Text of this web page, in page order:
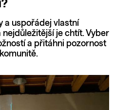
a uspořádej vlastní
je chtít. Vyber
a přitáhni pozornost